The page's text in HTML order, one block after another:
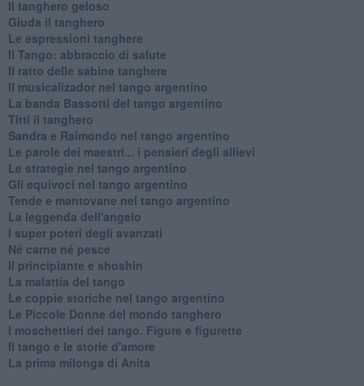
Il tanghero geloso
Giuda il tanghero
Le espressioni tanghere
Il Tango: abbraccio di salute
Il ratto delle sabine tanghere
Il musicalizador nel tango argentino
La banda Bassotti del tango argentino
Titti il tanghero
Sandra e Raimondo nel tango argentino
Le parole dei maestri... i pensieri degli allievi
Le strategie nel tango argentino
Gli equivoci nel tango argentino
Tende e mantovane nel tango argentino
La leggenda dell'angelo
I super poteri degli avanzati
​Né carne né pesce
Il principiante e shoshin
La malattia del tango
Le coppie storiche nel tango argentino
​Le Piccole Donne del mondo tanghero
I moschettieri del tango. Figure e figurette
Il tango e le storie d'amore
​La prima milonga di Anita